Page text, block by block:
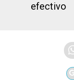
efectivo